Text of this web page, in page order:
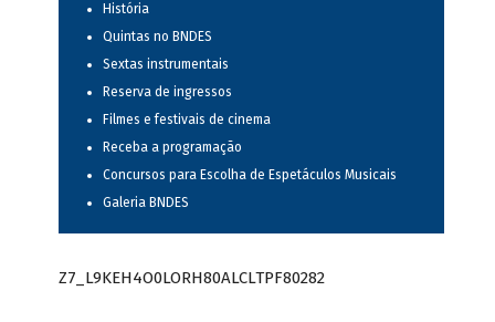
História
Quintas no BNDES
Sextas instrumentais
Reserva de ingressos
Filmes e festivais de cinema
Receba a programação
Concursos para Escolha de Espetáculos Musicais
Galeria BNDES
Z7_L9KEH4O0LORH80ALCLTPF80282